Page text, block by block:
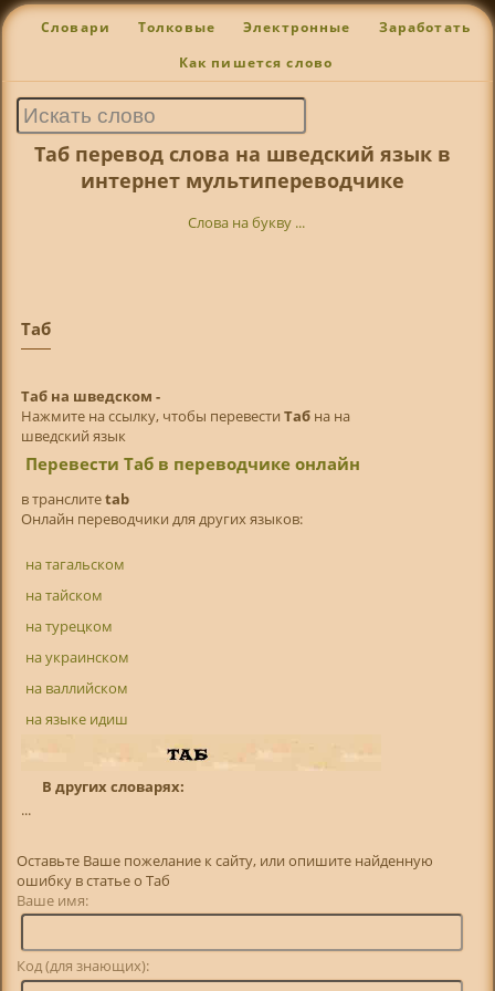
Словари Толковые Электронные Заработать
Как пишется слово
Таб перевод слова на шведский язык в
интернет мультипереводчике
Слова на букву ...
Таб
Таб на шведском -
Нажмите на ссылку, чтобы перевести Табна на
шведский язык
Перевести Таб в переводчике онлайн
в транслитetab
Онлайн переводчики для других языков:
на тагальском
на тайском
на турецком
на украинском
на валлийском
на языке идиш
В других словарях:
...
Оставьте Ваше пожелание к сайту, или опишите найденную
ошибку в статье о Таб
Ваше имя:
Код (для знающих):